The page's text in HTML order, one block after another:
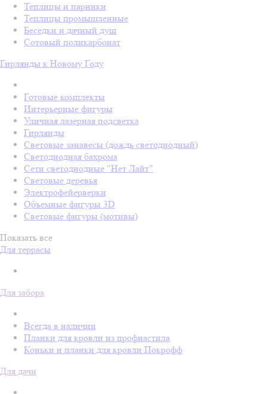
Теплицы и парники
Теплицы промышленные
Беседки и дачный душ
Сотовый поликарбонат
Гирлянды к Новому Году
Готовые комплекты
Интерьерные фигуры
Уличная лазерная подсветка
Гирлянды
Световые занавесы (дождь светодиодный)
Светодиодная бахрома
Сети светодиодные "Нет Лайт"
Световые деревья
Электрофейерверки
Объемные фигуры 3D
Световые фигуры (мотивы)
Показать все
Для террасы
Для забора
Всегда в наличии
Планки для кровли из профнастила
Коньки и планки для кровли Покрофф
Для дачи